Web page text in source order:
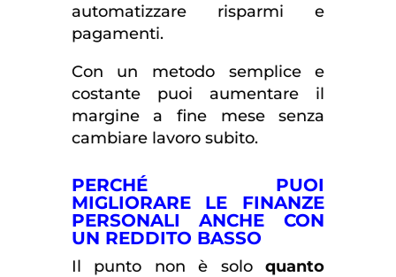
automatizzare risparmi e
pagamenti.
Con un metodo semplice e
costante puoi aumentare il
margine a fine mese senza
cambiare lavoro subito.
PERCHÉ PUOI
MIGLIORARE LE FINANZE
PERSONALI ANCHE CON
UN REDDITO BASSO
Il punto non è soloquanto